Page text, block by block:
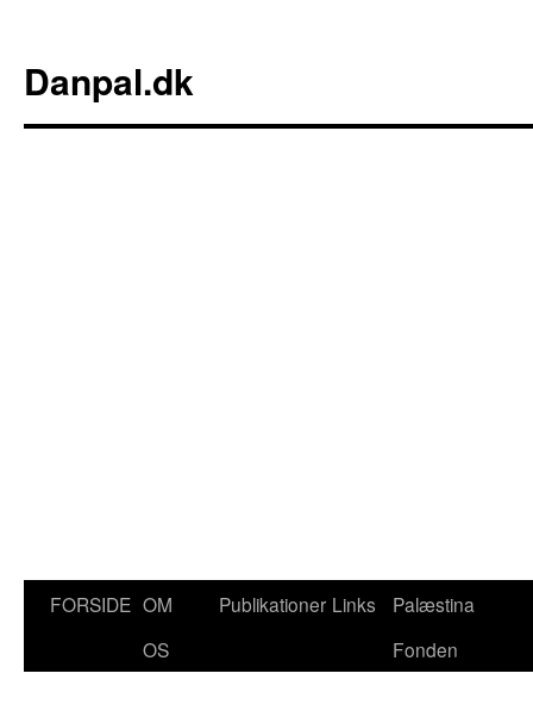
Danpal.dk
Hop
FORSIDE OM
OS
Publikationer Links
Palæstina
Fonden